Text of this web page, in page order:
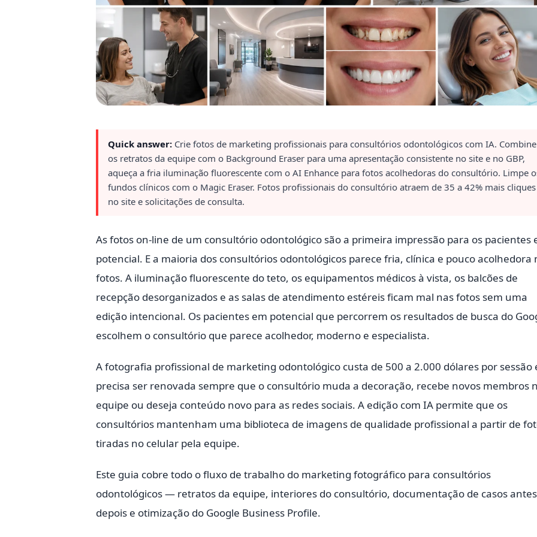
Quick answer: Crie fotos de marketing profissionais para consultórios odontológicos com IA. Combine
os retratos da equipe com o Background Eraser para uma apresentação consistente no site e no GBP,
aqueça a fria iluminação fluorescente com o AI Enhance para fotos acolhedoras do consultório. Limpe
fundos clínicos com o Magic Eraser. Fotos profissionais do consultório atraem de 35 a 42% mais cliques
no site e solicitações de consulta.
As fotos on-line de um consultório odontológico são a primeira impressão para os pacientes
potencial. E a maioria dos consultórios odontológicos parece fria, clínica e pouco acolhedora
fotos. A iluminação fluorescente do teto, os equipamentos médicos à vista, os balcões de
recepção desorganizados e as salas de atendimento estéreis ficam mal nas fotos sem uma
edição intencional. Os pacientes em potencial que percorrem os resultados de busca do
escolhem o consultório que parece acolhedor, moderno e especialista.
A fotografia profissional de marketing odontológico custa de 500 a 2.000 dólares por sessão
precisa ser renovada sempre que o consultório muda a decoração, recebe novos membros
equipe ou deseja conteúdo novo para as redes sociais. A edição com IA permite que os
consultórios mantenham uma biblioteca de imagens de qualidade profissional a partir de
tiradas no celular pela equipe.
Este guia cobre todo o fluxo de trabalho do marketing fotográfico para consultórios
odontológicos — retratos da equipe, interiores do consultório, documentação de casos
depois e otimização do Google Business Profile.